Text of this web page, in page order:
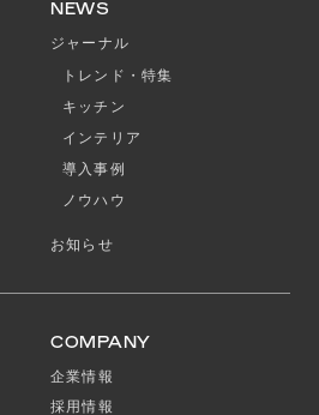
NEWS
ジャーナル
トレンド・特集
キッチン
インテリア
導入事例
ノウハウ
お知らせ
COMPANY
企業情報
採用情報